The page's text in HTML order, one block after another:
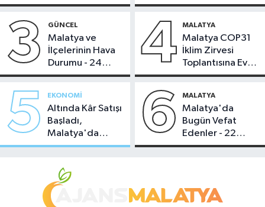
Bugün Çekiliyor
3 GÜNCEL
Malatya ve
İlçelerinin Hava
Durumu - 24
Temmuz 2026
4 MALATYA
Malatya COP31
İklim Zirvesi
Toplantısına Ev
Sahipliği Yaptı
5 EKONOMI
Altında Kâr Satışı
Başladı,
Malatya'da
Makas Ne
6 MALATYA
Malatya'da
Bugün Vefat
Edenler - 22
Temmuz 2026